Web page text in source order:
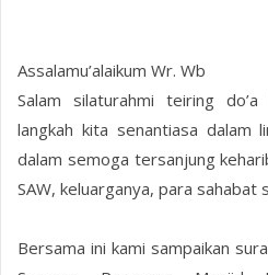
Assalamu’alaikum Wr. Wb
Salam silaturahmi teiring
langkah kita senantiasa dalam
dalam semoga tersanjung
SAW, keluarganya, para sahabat
Bersama ini kami sampaikan